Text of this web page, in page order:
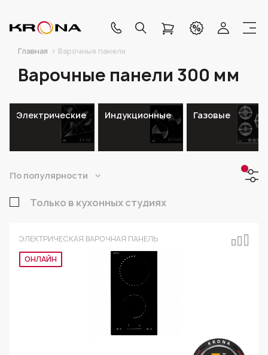
Главная Варочные панели
Варочные панели 300 мм
Электрические Индукционные Газовые
По популярности
Только в кухонных студиях
ЭЛЕКТРИЧЕСКАЯ ВАРОЧНАЯ ПАНЕЛЬ
Эксклюзив